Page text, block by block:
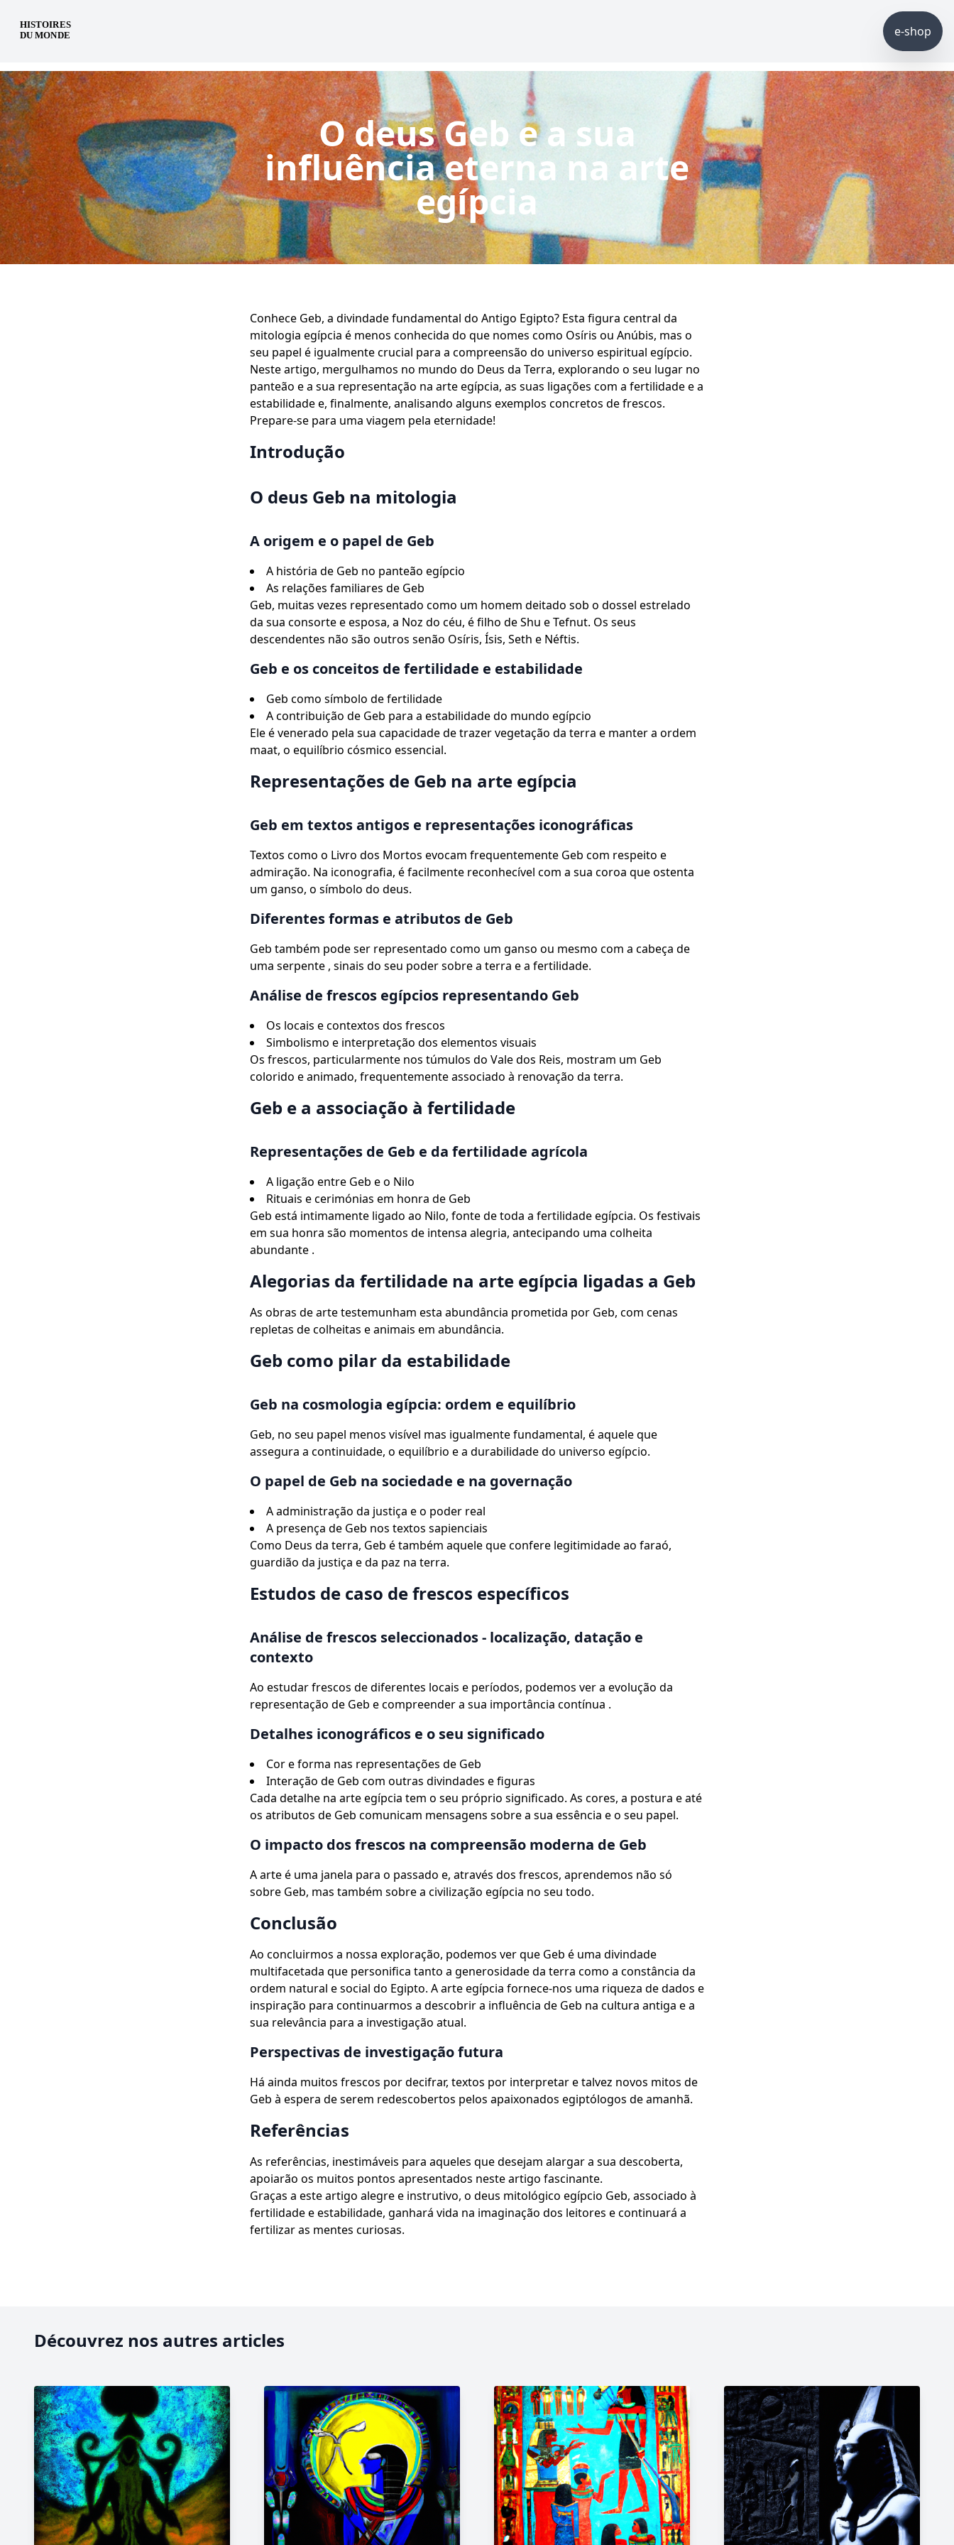
pt e-shop
O deus Geb e a sua
influência eterna na arte
egípcia
Conhece Geb, a divindade fundamental do Antigo Egipto? Esta figura central da
mitologia egípcia é menos conhecida do que nomes como Osíris ou Anúbis, mas o
seu papel é igualmente crucial para a compreensão do universo espiritual egípcio.
Neste artigo, mergulhamos no mundo do Deus da Terra, explorando o seu lugar no
panteão e a sua representação na arte egípcia, as suas ligações com a fertilidade e a
estabilidade e, finalmente, analisando alguns exemplos concretos de frescos.
Prepare-se para uma viagem pela eternidade!
Introdução
O deus Geb na mitologia
A origem e o papel de Geb
A história de Geb no panteão egípcio
As relações familiares de Geb
Geb, muitas vezes representado como um homem deitado sob o dossel estrelado
da sua consorte e esposa, a Noz do céu, é filho de Shu e Tefnut. Os seus
descendentes não são outros senão Osíris, Ísis, Seth e Néftis.
Geb e os conceitos de fertilidade e estabilidade
Geb como símbolo de fertilidade
A contribuição de Geb para a estabilidade do mundo egípcio
Ele é venerado pela sua capacidade de trazer vegetação da terra e manter a ordem
maat, o equilíbrio cósmico essencial.
Representações de Geb na arte egípcia
Geb em textos antigos e representações iconográficas
Textos como o Livro dos Mortos evocam frequentemente Geb com respeito e
admiração. Na iconografia, é facilmente reconhecível com a sua coroa que ostenta
um ganso, o símbolo do deus.
Diferentes formas e atributos de Geb
Geb também pode ser representado como um ganso ou mesmo com a cabeça de
uma serpente , sinais do seu poder sobre a terra e a fertilidade.
Análise de frescos egípcios representando Geb
Os locais e contextos dos frescos
Simbolismo e interpretação dos elementos visuais
Os frescos, particularmente nos túmulos do Vale dos Reis, mostram um Geb
colorido e animado, frequentemente associado à renovação da terra.
Geb e a associação à fertilidade
Representações de Geb e da fertilidade agrícola
A ligação entre Geb e o Nilo
Rituais e cerimónias em honra de Geb
Geb está intimamente ligado ao Nilo, fonte de toda a fertilidade egípcia. Os festivais
em sua honra são momentos de intensa alegria, antecipando uma colheita
abundante .
Alegorias da fertilidade na arte egípcia ligadas a Geb
As obras de arte testemunham esta abundância prometida por Geb, com cenas
repletas de colheitas e animais em abundância.
Geb como pilar da estabilidade
Geb na cosmologia egípcia: ordem e equilíbrio
Geb, no seu papel menos visível mas igualmente fundamental, é aquele que
assegura a continuidade, o equilíbrio e a durabilidade do universo egípcio.
O papel de Geb na sociedade e na governação
A administração da justiça e o poder real
A presença de Geb nos textos sapienciais
Como Deus da terra, Geb é também aquele que confere legitimidade ao faraó,
guardião da justiça e da paz na terra.
Estudos de caso de frescos específicos
Análise de frescos seleccionados - localização, datação e
contexto
Ao estudar frescos de diferentes locais e períodos, podemos ver a evolução da
representação de Geb e compreender a sua importância contínua .
Detalhes iconográficos e o seu significado
Cor e forma nas representações de Geb
Interação de Geb com outras divindades e figuras
Cada detalhe na arte egípcia tem o seu próprio significado. As cores, a postura e até
os atributos de Geb comunicam mensagens sobre a sua essência e o seu papel.
O impacto dos frescos na compreensão moderna de Geb
A arte é uma janela para o passado e, através dos frescos, aprendemos não só
sobre Geb, mas também sobre a civilização egípcia no seu todo.
Conclusão
Ao concluirmos a nossa exploração, podemos ver que Geb é uma divindade
multifacetada que personifica tanto a generosidade da terra como a constância da
ordem natural e social do Egipto. A arte egípcia fornece-nos uma riqueza de dados e
inspiração para continuarmos a descobrir a influência de Geb na cultura antiga e a
sua relevância para a investigação atual.
Perspectivas de investigação futura
Há ainda muitos frescos por decifrar, textos por interpretar e talvez novos mitos de
Geb à espera de serem redescobertos pelos apaixonados egiptólogos de amanhã.
Referências
As referências, inestimáveis para aqueles que desejam alargar a sua descoberta,
apoiarão os muitos pontos apresentados neste artigo fascinante.
Graças a este artigo alegre e instrutivo, o deus mitológico egípcio Geb, associado à
fertilidade e estabilidade, ganhará vida na imaginação dos leitores e continuará a
fertilizar as mentes curiosas.
Découvrez nos autres articles